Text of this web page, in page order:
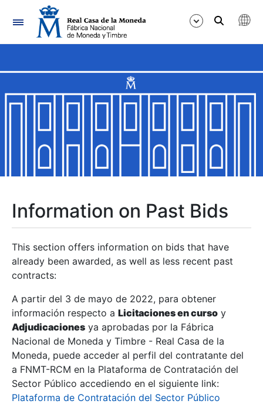
Navigation
Show/Hide
Show/Hide
Show/Hide
Show/Hide
Show/Hide
Information on Past Bids
This section offers information on bids that have
already been awarded, as well as less recent past
contracts:
A partir del 3 de mayo de 2022, para obtener
información respecto a Licitaciones en curso y
Adjudicaciones ya aprobadas por la Fábrica
Nacional de Moneda y Timbre - Real Casa de la
Moneda, puede acceder al perfil del contratante del
a FNMT-RCM en la Plataforma de Contratación del
Sector Público accediendo en el siguiente link:
Plataforma de Contratación del Sector Público